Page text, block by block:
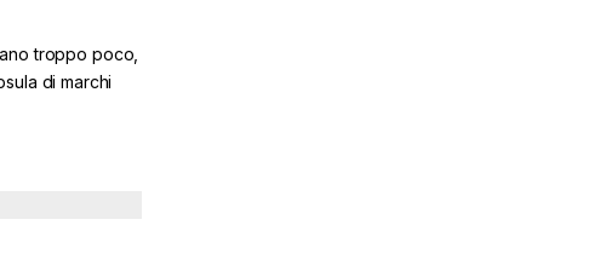
troppo poco,
di marchi